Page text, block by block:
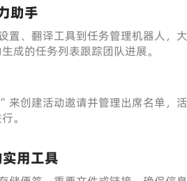
助手
置、翻译工具到任务管理机器人，
成的任务列表跟踪团队进展。
创建活动邀请并管理出席名单，
。
用工具